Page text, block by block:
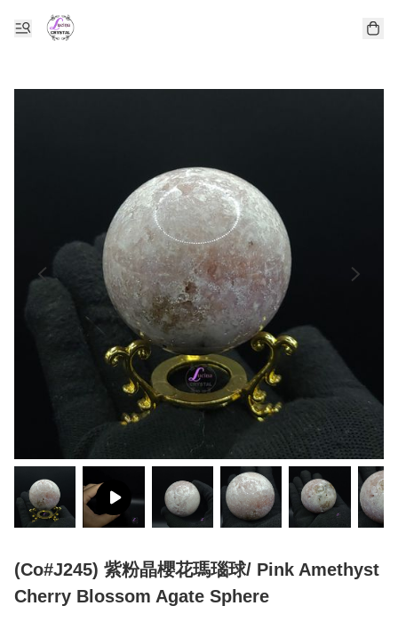
(Co#J245) 紫粉晶櫻花瑪瑙球/ Pink Amethyst
Cherry Blossom Agate Sphere